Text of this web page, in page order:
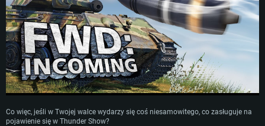
WYMAGANIA SYSTEMOWE
For PC
For MAC
Co więc, jeśli w Twojej walce wydarzy się coś niesamowitego, co zasługuje na
pojawienie się w Thunder Show?